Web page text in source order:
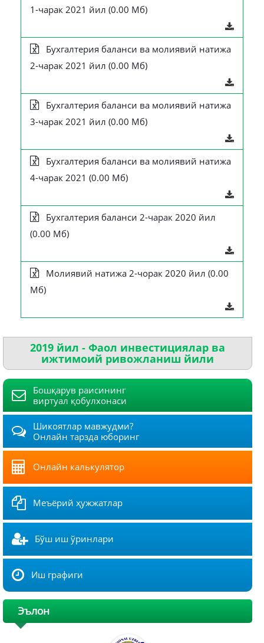
1-чарак 2021 йил (0.00 Мб)
Бухгалтерия баланси ва молиявий натижа
2-чарак 2021 йил (0.00 Мб)
Бухгалтерия баланси ва молиявий натижа
3-чарак 2021 йил (0.00 Мб)
Бухгалтерия баланси ва молиявий натижа
4-чарак 2021 (0.00 Мб)
Бухгалтерия баланси 2-чарак 2020 йил
(0.00 Мб)
Молиявий натижа 2-чорак 2020 йил (0.00
Мб)
2019 йил - Фаол инвестициялар ва
ижтимоий ривожланиш йили
Бошқарув раисининг
виртуал қобулхонаси
Шикоятлар мавжудми?
Онлайн тарзда юборинг
Онлайн калькулятор
Меъёрий ҳужжатлар
Бўш иш ўринлари
Иш графиги
Эълон